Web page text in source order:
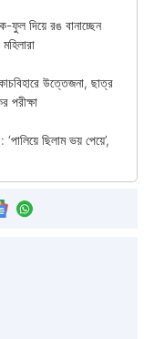
দিয়ে রঙ বানাচ্ছেন
উত্তেজনা, ছাত্র
পরীক্ষা
ছিলাম ভয় পেয়ে’,